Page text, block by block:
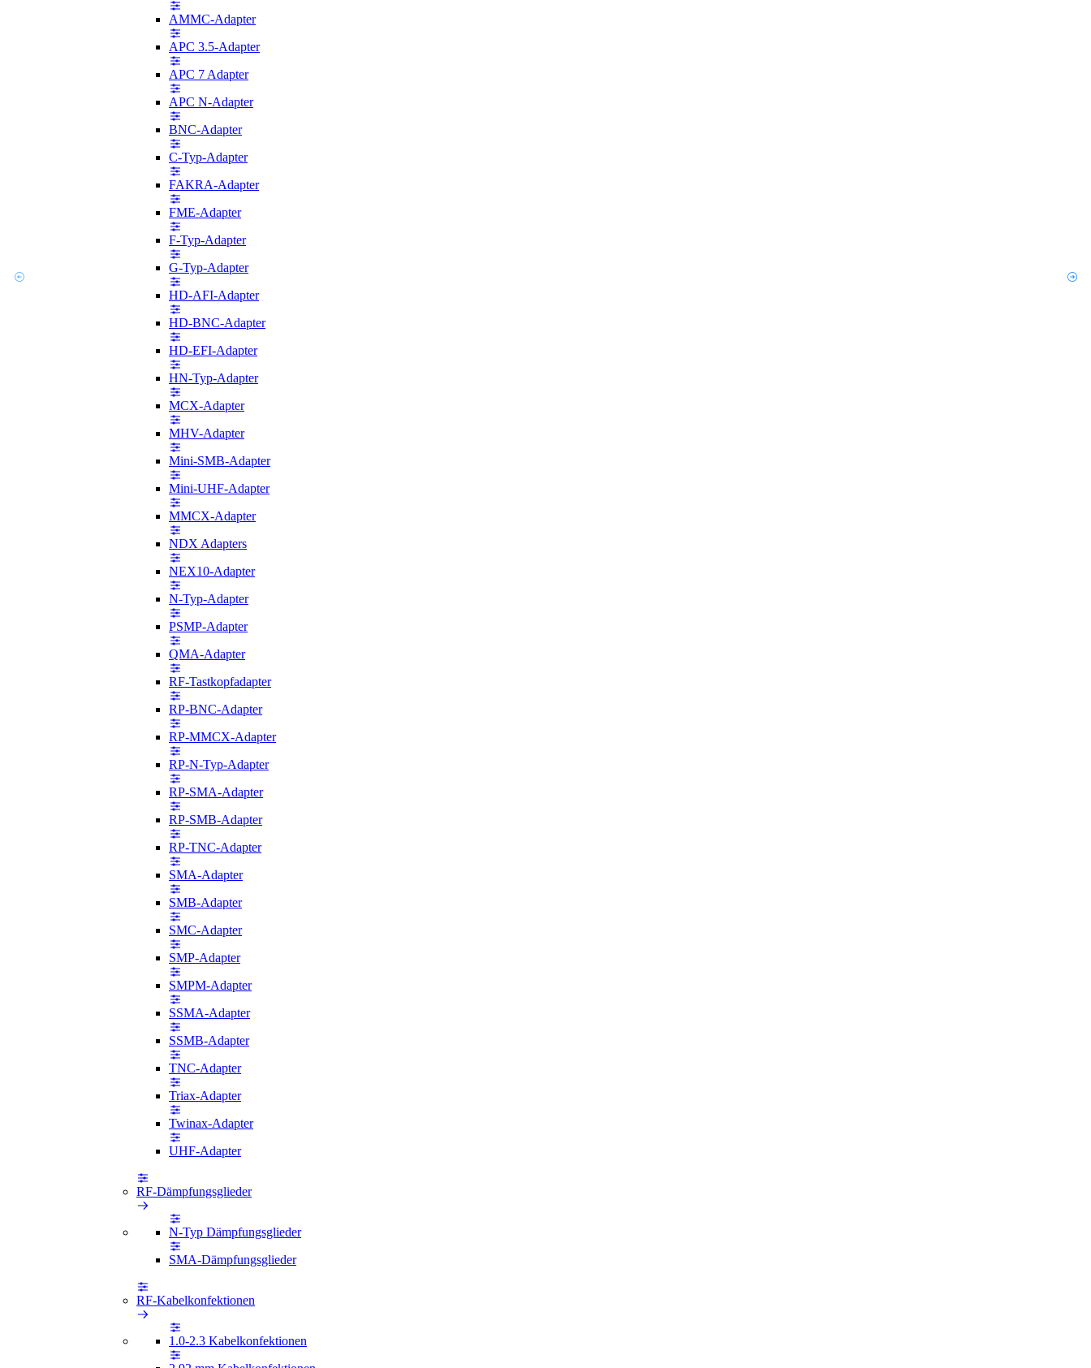
AMMC-Adapter
APC 3.5-Adapter
APC 7 Adapter
APC N-Adapter
BNC-Adapter
C-Typ-Adapter
FAKRA-Adapter
FME-Adapter
F-Typ-Adapter
G-Typ-Adapter
HD-AFI-Adapter
HD-BNC-Adapter
HD-EFI-Adapter
HN-Typ-Adapter
MCX-Adapter
MHV-Adapter
Mini-SMB-Adapter
Mini-UHF-Adapter
MMCX-Adapter
NDX Adapters
NEX10-Adapter
N-Typ-Adapter
PSMP-Adapter
QMA-Adapter
RF-Tastkopfadapter
RP-BNC-Adapter
RP-MMCX-Adapter
RP-N-Typ-Adapter
RP-SMA-Adapter
RP-SMB-Adapter
RP-TNC-Adapter
SMA-Adapter
SMB-Adapter
SMC-Adapter
SMP-Adapter
SMPM-Adapter
SSMA-Adapter
SSMB-Adapter
TNC-Adapter
Triax-Adapter
Twinax-Adapter
UHF-Adapter
RF-Dämpfungsglieder
N-Typ Dämpfungsglieder
SMA-Dämpfungsglieder
RF-Kabelkonfektionen
1.0-2.3 Kabelkonfektionen